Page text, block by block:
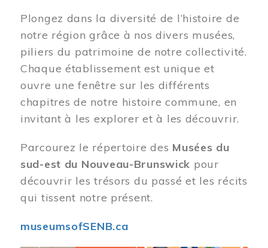
Plongez dans la diversité de l’histoire de
notre région grâce à nos divers musées,
piliers du patrimoine de notre collectivité.
Chaque établissement est unique et
ouvre une fenêtre sur les différents
chapitres de notre histoire commune, en
invitant à les explorer et à les découvrir.
Parcourez le répertoire des Musées du
sud-est du Nouveau-Brunswick pour
découvrir les trésors du passé et les récits
qui tissent notre présent.
museumsofSENB.ca